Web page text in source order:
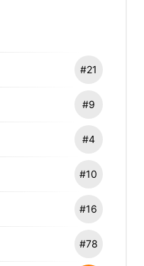
#21
#9
#4
#10
#16
#78